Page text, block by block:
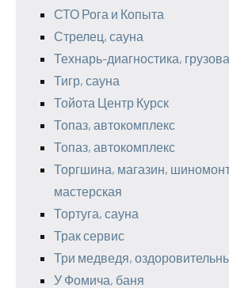
СТО Рога и Копыта
Стрелец, сауна
Технарь-диагностика,
Тигр, сауна
Тойота Центр Курск
Топаз, автокомплекс
Топаз, автокомплекс
Торгшина, магазин,
мастерская
Тортуга, сауна
Трак сервис
Три медведя,
У Фомича, баня